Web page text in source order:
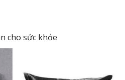
cho sức khỏe